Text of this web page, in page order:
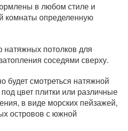
в любом стиле и
комнаты определенную
потолков для
соседями сверху.
будет смотреться натяжной
цвет плитки или различные
в виде морских пейзажей,
островов с южной